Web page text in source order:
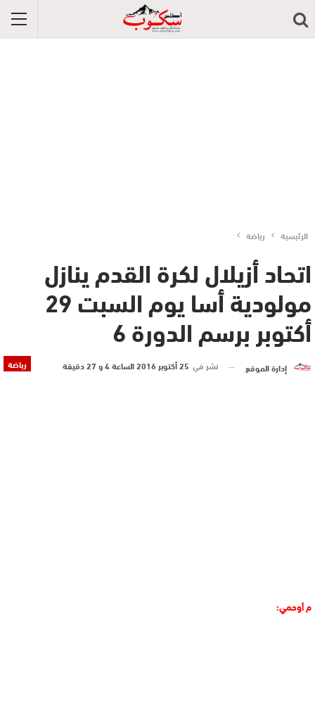
الرئيسية رياضة
اتحاد أزيلال لكرة القدم ينازل
مولودية أسا يوم السبت 29
أكتوبر برسم الدورة 6
رياضة إدارة الموقع نشر في 25 أكتوبر 2016 الساعة 4 و 27 دقيقة
م أوحمي: